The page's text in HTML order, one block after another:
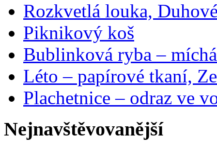
Rozkvetlá louka,
Piknikový koš
Bublinková ryba –
Léto – papírové tkaní,
Plachetnice – odraz ve
Nejnavštěvovanější